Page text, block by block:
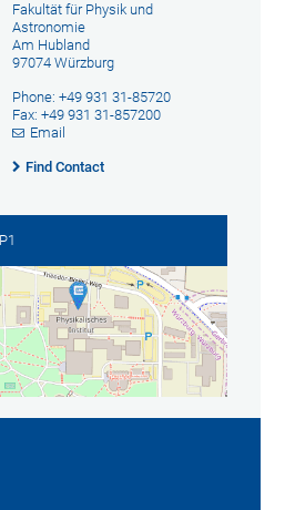
Fakultät für Physik und
Astronomie
Am Hubland
97074 Würzburg
Phone: +49 931 31-85720
Fax: +49 931 31-857200
Email
Find Contact